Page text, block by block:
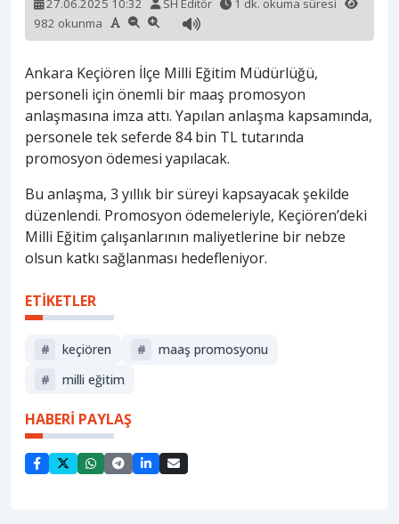
27.06.2025 10:32 SH Editör
1 dk. okuma süresi
982 okunma
Ankara Keçiören İlçe Milli Eğitim Müdürlüğü,
personeli için önemli bir maaş promosyon
anlaşmasına imza attı. Yapılan anlaşma kapsamında,
personele tek seferde 84 bin TL tutarında
promosyon ödemesi yapılacak.
Bu anlaşma, 3 yıllık bir süreyi kapsayacak şekilde
düzenlendi. Promosyon ödemeleriyle, Keçiören’deki
Milli Eğitim çalışanlarının maliyetlerine bir nebze
olsun katkı sağlanması hedefleniyor.
ETİKETLER
# keçiören #
maaş promosyonu
#
milli eğitim
HABERİ PAYLAŞ